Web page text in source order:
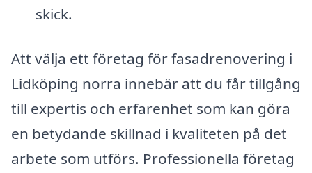
skick.
Att välja ett företag för fasadrenovering i
Lidköping norra innebär att du får tillgång
till expertis och erfarenhet som kan göra
en betydande skillnad i kvaliteten på det
arbete som utförs. Professionella företag